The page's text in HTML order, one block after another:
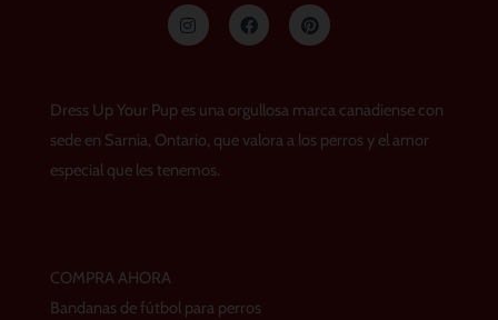
I
n
s
r
a
F
a
c
o
k
P
i
n
e
s
Dress Up Your Pup es una orgullosa marca canadiense con
sede en Sarnia, Ontario, que valora a los perros y el amor
especial que les tenemos.
COMPRA AHORA
Bandanas de fútbol para perros